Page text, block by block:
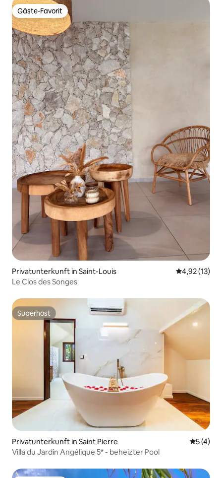
Gäste-Favorit
Gäste-Favorit
Privatunterkunft in Saint-Louis
4,92 (13)
Le Clos des Songes
Superhost
Superhost
Privatunterkunft in Saint Pierre
5 (4)
Villa du Jardin Angélique 5* - beheizter Pool